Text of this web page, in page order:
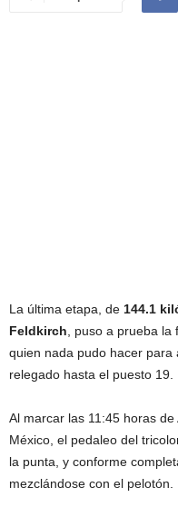
La última etapa, de 144.1
Feldkirch , puso a prueba
quien nada pudo hacer
relegado hasta el puesto 19.
Al marcar las 11:45 horas
México, el pedaleo del
la punta, y conforme
mezclándose con el pelotón.